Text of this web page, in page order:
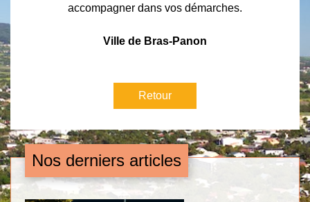
accompagner dans vos démarches.
Ville de Bras-Panon
Retour
Nos derniers articles